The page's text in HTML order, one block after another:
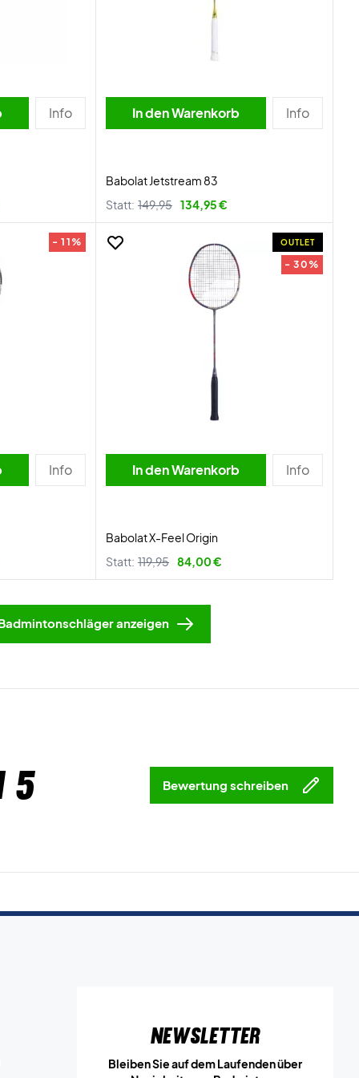
Info In den Warenkorb Info
Babolat Jetstream 83
Statt: 149,95 134,95 €
- 11%
Info
OUTLET
- 30%
In den Warenkorb Info
Babolat X-Feel Origin
Statt: 119,95 84,00 €
anzeigen
5 Bewertung schreiben
Newsletter
Bleiben Sie auf dem Laufenden über